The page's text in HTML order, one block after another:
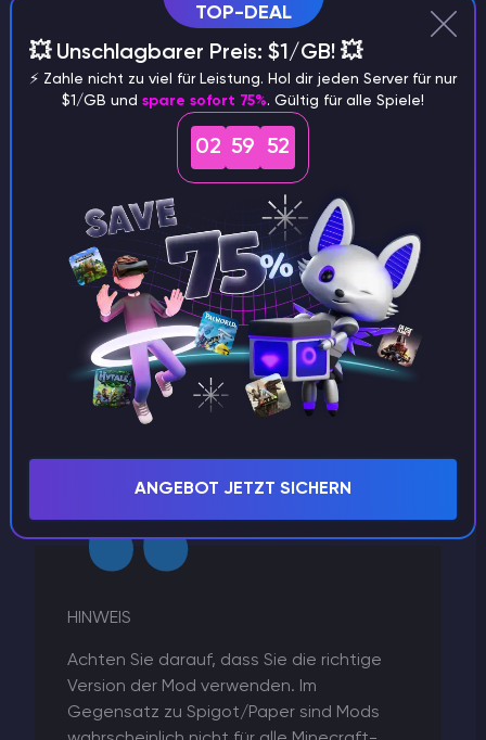
dann in das Panel hoch oder kopieren Sie den Link
zum Mod-Download und verwenden Sie unsere
Funktion "Von URL herunterladen", die Sie im
Dateimanager finden. Mods können entweder
über das Webpanel oder überSFTP
werden. Wenn Sie viele Mods hochladen möchten,
sollten Sie letzteres wählen.
Suchen Sie im Stammverzeichnis Ihres Servers den
Ordner/mods. Wenn er dort nicht vorhanden ist,
erstellen Sie ein neues Verzeichnis mit dem Namen
/mods. Navigieren Sie in diesen Ordner und laden
Sie die Dateien Ihrer Mods dorthin hoch! Die
meisten Mods erfordern einen Neustart des
Servers, um wirksam zu werden.
Außerdem benötigen viele Fabric Mods dieFabric-
API. Laden Sie die entsprechendeFabric -API für
Ihre Serverversion herunter, und legen Sie diese
Datei ebenfalls in das Verzeichnis/mods.
HINWEIS
Achten Sie darauf, dass Sie die richtige
Version der Mod verwenden. Im
Gegensatz zu Spigot/Paper sind Mods
TOP-DEAL
💥 Unschlagbarer Preis: $1/GB! 💥
⚡️ Zahle nicht zu viel für Leistung. Hol dir jeden Server für nur
$1/GB und spare sofort 75%. Gültig für alle Spiele!
02 59 51
ANGEBOT JETZT SICHERN